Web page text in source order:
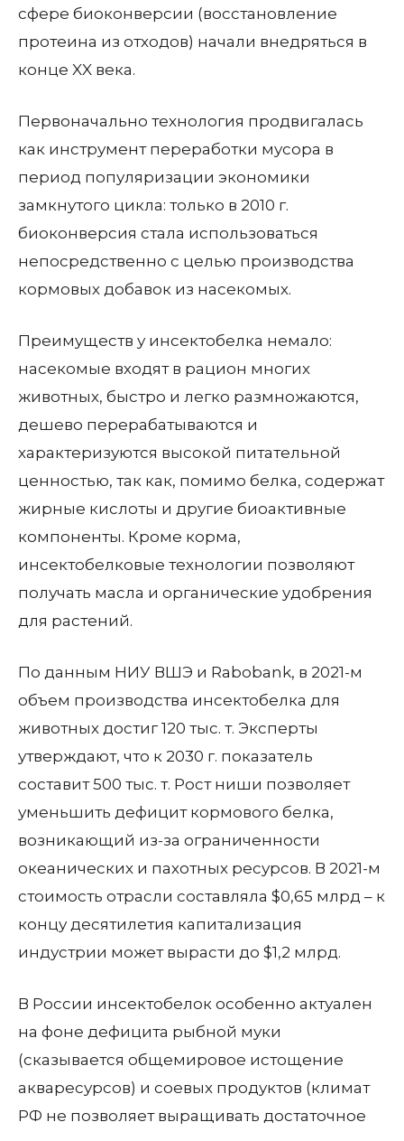
сфере биоконверсии (восстановление
протеина из отходов) начали внедряться в
конце XX века.
Первоначально технология продвигалась
как инструмент переработки мусора в
период популяризации экономики
замкнутого цикла: только в 2010 г.
биоконверсия стала использоваться
непосредственно с целью производства
кормовых добавок из насекомых.
Преимуществ у инсектобелка немало:
насекомые входят в рацион многих
животных, быстро и легко размножаются,
дешево перерабатываются и
характеризуются высокой питательной
ценностью, так как, помимо белка, содержат
жирные кислоты и другие биоактивные
компоненты. Кроме корма,
инсектобелковые технологии позволяют
получать масла и органические удобрения
для растений.
По данным НИУ ВШЭ и Rabobank, в 2021-м
объем производства инсектобелка для
животных достиг 120 тыс. т. Эксперты
утверждают, что к 2030 г. показатель
составит 500 тыс. т. Рост ниши позволяет
уменьшить дефицит кормового белка,
возникающий из-за ограниченности
океанических и пахотных ресурсов. В 2021-м
стоимость отрасли составляла $0,65 млрд – к
концу десятилетия капитализация
индустрии может вырасти до $1,2 млрд.
В России инсектобелок особенно актуален
на фоне дефицита рыбной муки
(сказывается общемировое истощение
акваресурсов) и соевых продуктов (климат
РФ не позволяет выращивать достаточное